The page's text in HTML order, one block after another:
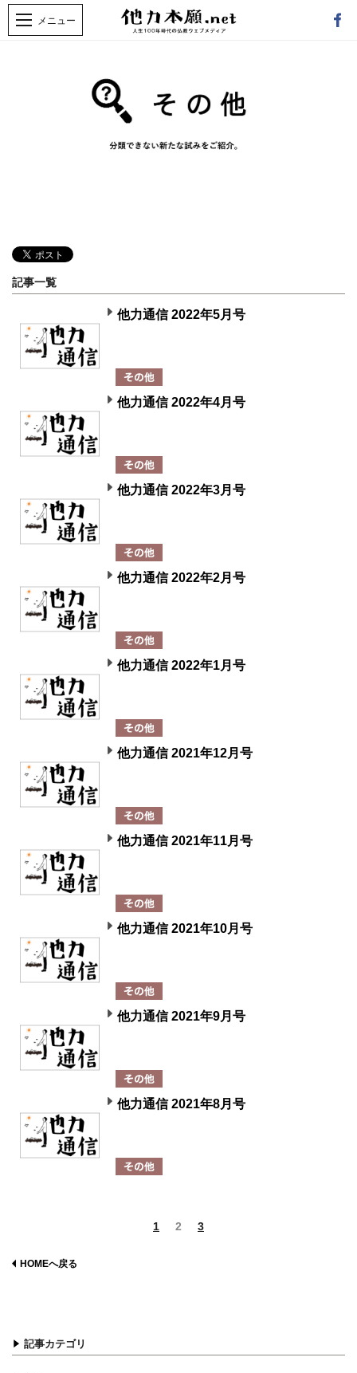
記事一覧
他力通信 2022年5月号
他力通信 2022年4月号
他力通信 2022年3月号
他力通信 2022年2月号
他力通信 2022年1月号
他力通信 2021年12月号
他力通信 2021年11月号
他力通信 2021年10月号
他力通信 2021年9月号
他力通信 2021年8月号
1 2 3
HOMEへ戻る
記事カテゴリ